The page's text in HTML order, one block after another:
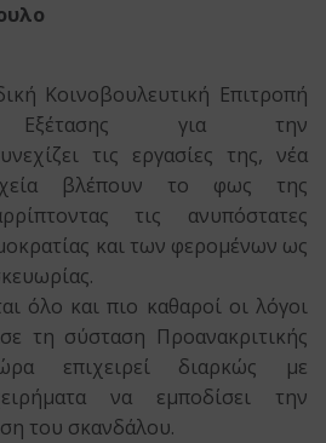
Κοινοβουλευτική Επιτροπή
Εξέτασης για την
τις εργασίες της, νέα
βλέπουν το φως της
τις ανυπόστατες
και των φερομένων ως
όλο και πιο καθαροί οι λόγοι
τη σύσταση Προανακριτικής
επιχειρεί διαρκώς με
να εμποδίσει την
του σκανδάλου.